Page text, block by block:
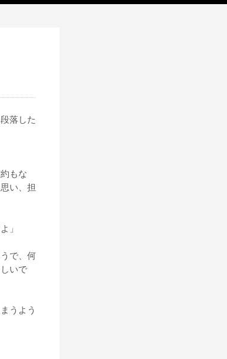
落した
もな
い、担
」
で、何
いで
うよう